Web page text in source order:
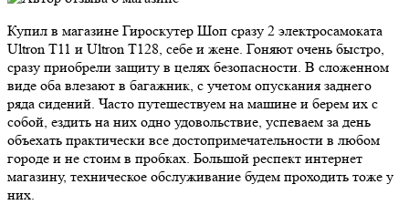
Купил в магазине Гироскутер Шоп сразу 2 электросамоката
Ultron T11 и Ultron T128, себе и жене. Гоняют очень быстро,
сразу приобрели защиту в целях безопасности. В сложенном
виде оба влезают в багажник, с учетом опускания заднего
ряда сидений. Часто путешествуем на машине и берем их с
собой, ездить на них одно удовольствие, успеваем за день
объехать практически все достопримечательности в любом
городе и не стоим в пробках. Большой респект интернет
магазину, техническое обслуживание будем проходить тоже у
них.